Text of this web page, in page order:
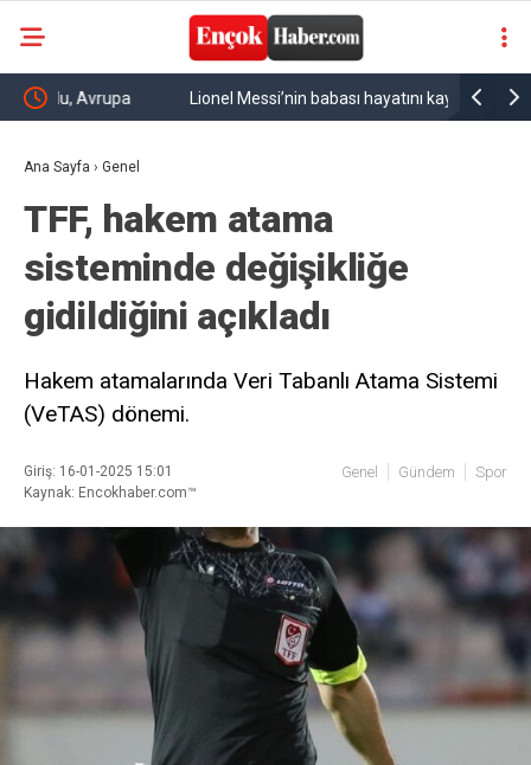
Lionel Messi’nin babası hayatını kaybetti Türkiye,
Ana Sayfa › Genel
TFF, hakem atama
sisteminde değişikliğe
gidildiğini açıkladı
Hakem atamalarında Veri Tabanlı Atama Sistemi
(VeTAS) dönemi.
Giriş: 16-01-2025 15:01
Kaynak: Encokhaber.com™
Genel Gündem Spor